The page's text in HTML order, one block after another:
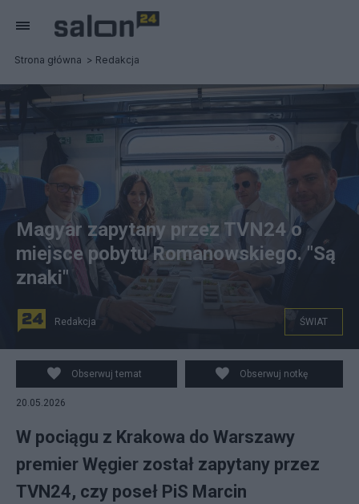
Strona główna Redakcja
Magyar zapytany przez TVN24 o
miejsce pobytu Romanowskiego. "Są
znaki"
Redakcja ŚWIAT
Obserwuj temat Obserwuj notkę
20.05.2026
W pociągu z Krakowa do Warszawy
premier Węgier został zapytany przez
TVN24, czy poseł PiS Marcin